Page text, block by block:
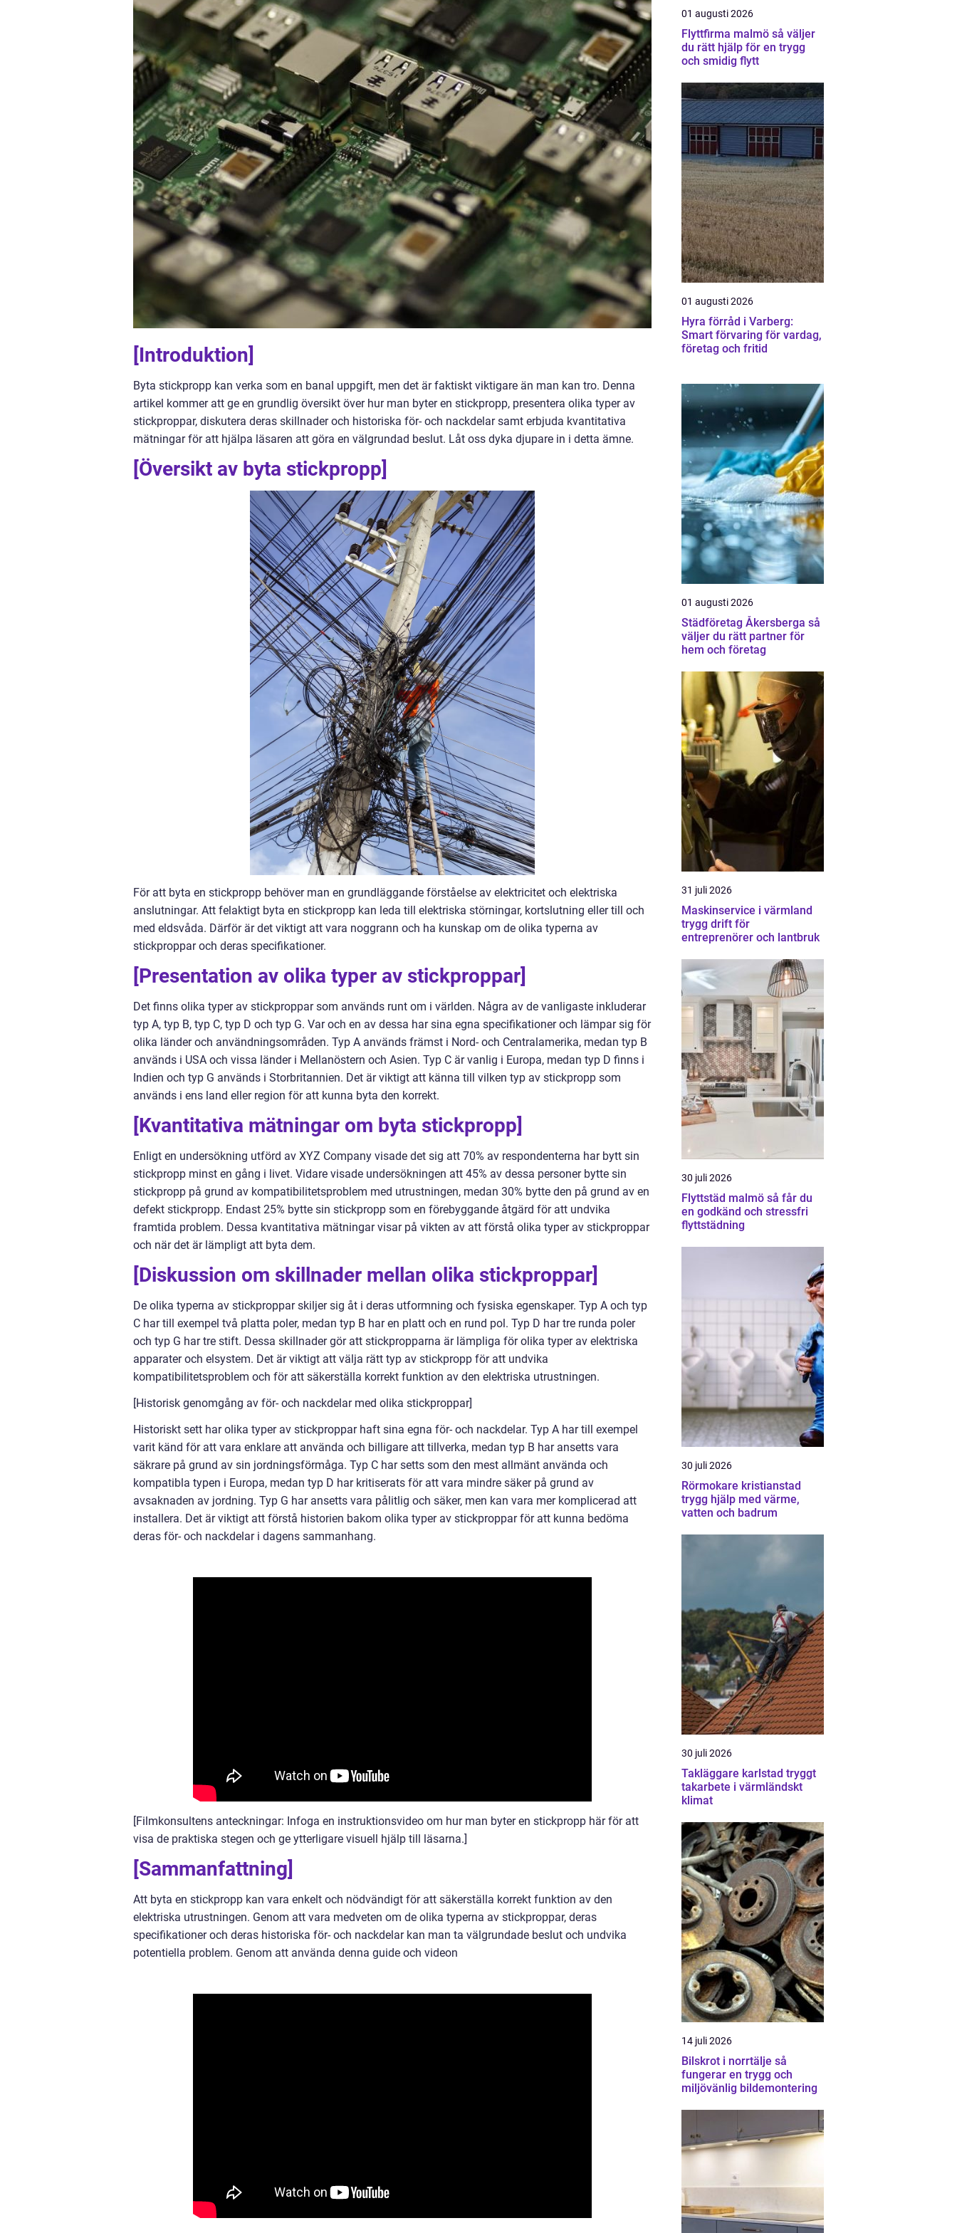
[Introduktion]
Byta stickpropp kan verka som en banal uppgift, men det är faktiskt viktigare än man kan tro. Denna
artikel kommer att ge en grundlig översikt över hur man byter en stickpropp, presentera olika typer av
stickproppar, diskutera deras skillnader och historiska för- och nackdelar samt erbjuda kvantitativa
mätningar för att hjälpa läsaren att göra en välgrundad beslut. Låt oss dyka djupare in i detta ämne.
[Översikt av byta stickpropp]
För att byta en stickpropp behöver man en grundläggande förståelse av elektricitet och elektriska
anslutningar. Att felaktigt byta en stickpropp kan leda till elektriska störningar, kortslutning eller till och
med eldsvåda. Därför är det viktigt att vara noggrann och ha kunskap om de olika typerna av
stickproppar och deras specifikationer.
[Presentation av olika typer av stickproppar]
Det finns olika typer av stickproppar som används runt om i världen. Några av de vanligaste inkluderar
typ A, typ B, typ C, typ D och typ G. Var och en av dessa har sina egna specifikationer och lämpar sig för
olika länder och användningsområden. Typ A används främst i Nord- och Centralamerika, medan typ B
används i USA och vissa länder i Mellanöstern och Asien. Typ C är vanlig i Europa, medan typ D finns i
Indien och typ G används i Storbritannien. Det är viktigt att känna till vilken typ av stickpropp som
används i ens land eller region för att kunna byta den korrekt.
[Kvantitativa mätningar om byta stickpropp]
Enligt en undersökning utförd av XYZ Company visade det sig att 70% av respondenterna har bytt sin
stickpropp minst en gång i livet. Vidare visade undersökningen att 45% av dessa personer bytte sin
stickpropp på grund av kompatibilitetsproblem med utrustningen, medan 30% bytte den på grund av en
defekt stickpropp. Endast 25% bytte sin stickpropp som en förebyggande åtgärd för att undvika
framtida problem. Dessa kvantitativa mätningar visar på vikten av att förstå olika typer av stickproppar
och när det är lämpligt att byta dem.
[Diskussion om skillnader mellan olika stickproppar]
De olika typerna av stickproppar skiljer sig åt i deras utformning och fysiska egenskaper. Typ A och typ
C har till exempel två platta poler, medan typ B har en platt och en rund pol. Typ D har tre runda poler
och typ G har tre stift. Dessa skillnader gör att stickpropparna är lämpliga för olika typer av elektriska
apparater och elsystem. Det är viktigt att välja rätt typ av stickpropp för att undvika
kompatibilitetsproblem och för att säkerställa korrekt funktion av den elektriska utrustningen.
[Historisk genomgång av för- och nackdelar med olika stickproppar]
Historiskt sett har olika typer av stickproppar haft sina egna för- och nackdelar. Typ A har till exempel
varit känd för att vara enklare att använda och billigare att tillverka, medan typ B har ansetts vara
säkrare på grund av sin jordningsförmåga. Typ C har setts som den mest allmänt använda och
kompatibla typen i Europa, medan typ D har kritiserats för att vara mindre säker på grund av
avsaknaden av jordning. Typ G har ansetts vara pålitlig och säker, men kan vara mer komplicerad att
installera. Det är viktigt att förstå historien bakom olika typer av stickproppar för att kunna bedöma
deras för- och nackdelar i dagens sammanhang.
[Filmkonsultens anteckningar: Infoga en instruktionsvideo om hur man byter en stickpropp här för att
visa de praktiska stegen och ge ytterligare visuell hjälp till läsarna.]
[Sammanfattning]
Att byta en stickpropp kan vara enkelt och nödvändigt för att säkerställa korrekt funktion av den
elektriska utrustningen. Genom att vara medveten om de olika typerna av stickproppar, deras
specifikationer och deras historiska för- och nackdelar kan man ta välgrundade beslut och undvika
potentiella problem. Genom att använda denna guide och videon
01 augusti 2026
Flyttfirma malmö så väljer
du rätt hjälp för en trygg
och smidig flytt
01 augusti 2026
Hyra förråd i Varberg:
Smart förvaring för vardag,
företag och fritid
01 augusti 2026
Städföretag Åkersberga så
väljer du rätt partner för
hem och företag
31 juli 2026
Maskinservice i värmland
trygg drift för
entreprenörer och lantbruk
30 juli 2026
Flyttstäd malmö så får du
en godkänd och stressfri
flyttstädning
30 juli 2026
Rörmokare kristianstad
trygg hjälp med värme,
vatten och badrum
30 juli 2026
Takläggare karlstad tryggt
takarbete i värmländskt
klimat
14 juli 2026
Bilskrot i norrtälje så
fungerar en trygg och
miljövänlig bildemontering